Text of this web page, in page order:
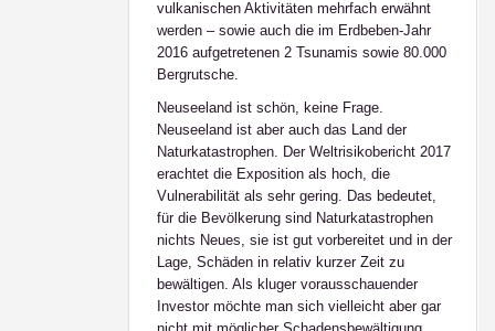
vulkanischen Aktivitäten mehrfach erwähnt
werden – sowie auch die im Erdbeben-Jahr
2016 aufgetretenen 2 Tsunamis sowie 80.000
Bergrutsche.
Neuseeland ist schön, keine Frage.
Neuseeland ist aber auch das Land der
Naturkatastrophen. Der Weltrisikobericht 2017
erachtet die Exposition als hoch, die
Vulnerabilität als sehr gering. Das bedeutet,
für die Bevölkerung sind Naturkatastrophen
nichts Neues, sie ist gut vorbereitet und in der
Lage, Schäden in relativ kurzer Zeit zu
bewältigen. Als kluger vorausschauender
Investor möchte man sich vielleicht aber gar